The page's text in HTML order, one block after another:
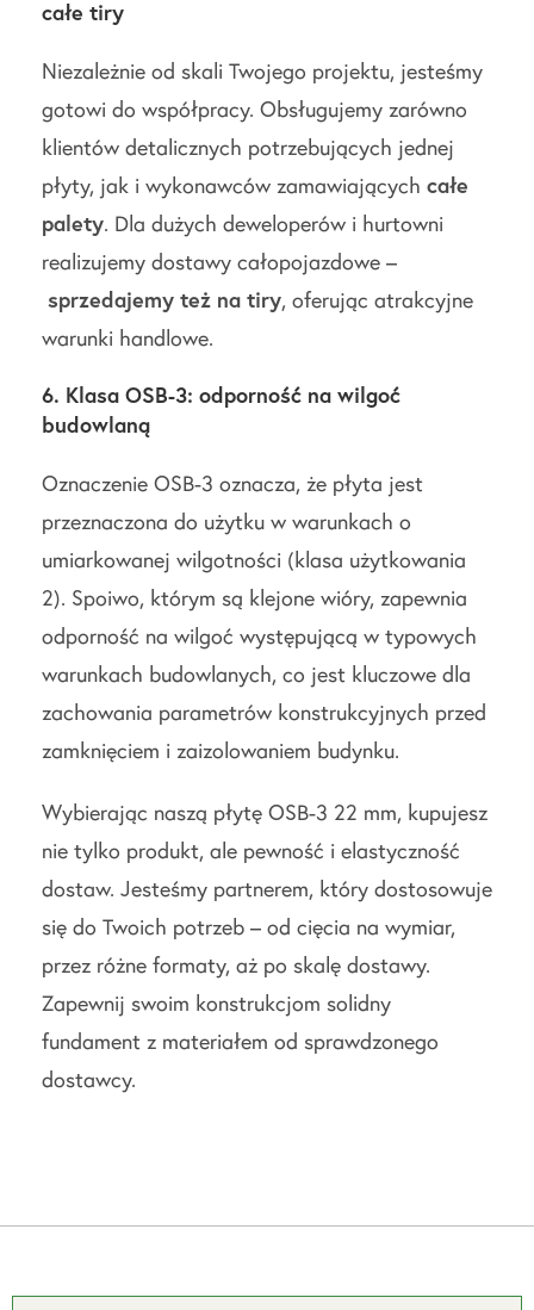
całe tiry
Niezależnie od skali Twojego projektu, jesteśmy
gotowi do współpracy. Obsługujemy zarówno
klientów detalicznych potrzebujących jednej
płyty, jak i wykonawców zamawiających całe
palety. Dla dużych deweloperów i hurtowni
realizujemy dostawy całopojazdowe –
sprzedajemy też na tiry, oferując atrakcyjne
warunki handlowe.
6. Klasa OSB-3: odporność na wilgoć
budowlaną
Oznaczenie OSB-3 oznacza, że płyta jest
przeznaczona do użytku w warunkach o
umiarkowanej wilgotności (klasa użytkowania
2). Spoiwo, którym są klejone wióry, zapewnia
odporność na wilgoć występującą w typowych
warunkach budowlanych, co jest kluczowe dla
zachowania parametrów konstrukcyjnych przed
zamknięciem i zaizolowaniem budynku.
Wybierając naszą płytę OSB-3 22 mm, kupujesz
nie tylko produkt, ale pewność i elastyczność
dostaw. Jesteśmy partnerem, który dostosowuje
się do Twoich potrzeb – od cięcia na wymiar,
przez różne formaty, aż po skalę dostawy.
Zapewnij swoim konstrukcjom solidny
fundament z materiałem od sprawdzonego
dostawcy.